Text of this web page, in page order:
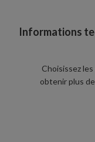
Informations
Choisissez
obtenir plus